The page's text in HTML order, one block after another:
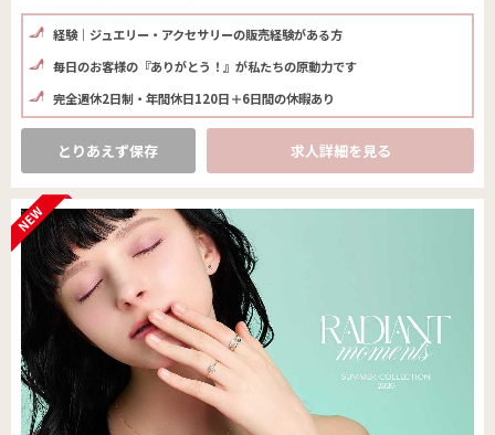
経験｜ジュエリー・アクセサリーの販売経験がある方
毎日のお客様の『ありがとう！』が私たちの原動力です
完全週休2日制・年間休日120日＋6日間の休暇あり
とりあえず保存 求人詳細を見る